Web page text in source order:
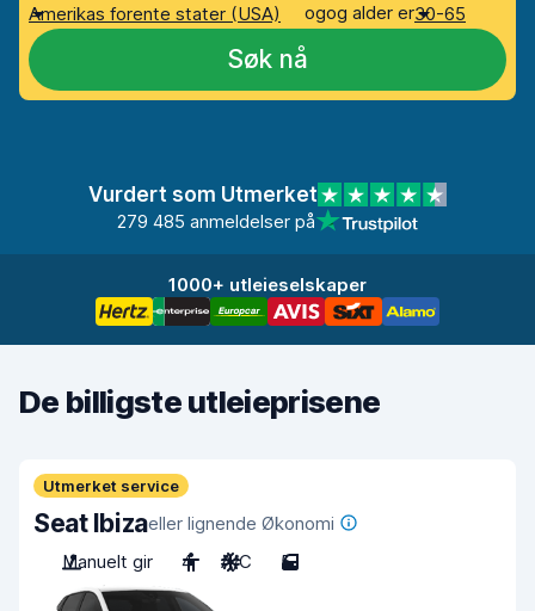
Amerikas forente stater (USA)
ogog alder er30-65
Søk nå
Vurdert som Utmerket
279 485 anmeldelser på
1000+ utleieselskaper
De billigste utleieprisene
Utmerket service
Seat Ibizaeller lignende Økonomi
Manuelt gir
4 A/C 5